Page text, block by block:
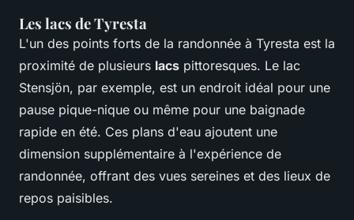
Les lacs de Tyresta
L'un des points forts de la randonnée à Tyresta est la
proximité de plusieurs lacs pittoresques. Le lac
Stensjön, par exemple, est un endroit idéal pour une
pause pique-nique ou même pour une baignade
rapide en été. Ces plans d'eau ajoutent une
dimension supplémentaire à l'expérience de
randonnée, offrant des vues sereines et des lieux de
repos paisibles.